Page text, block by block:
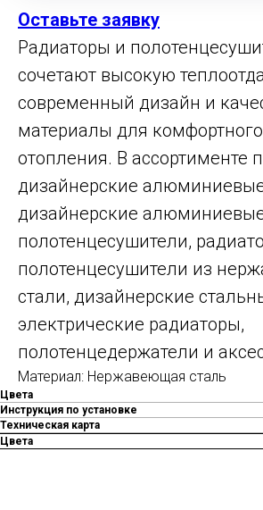
Оставьте заявку
Радиаторы и
сочетают высокую
современный дизайн и
материалы для
отопления. В ассортименте
дизайнерские
дизайнерские
полотенцесушители,
полотенцесушители из
стали, дизайнерские
электрические радиаторы,
полотенцедержатели и
Материал: Нержавеющая сталь
Цвета
Инструкция по установке
Техническая карта
Цвета